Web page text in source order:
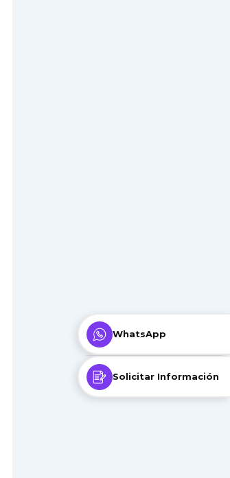
WhatsApp
Solicitar Información